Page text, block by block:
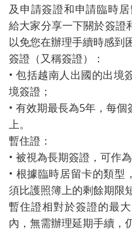
及申請簽證和申請臨時
給大家分享一下關於簽證
以免您在辦理手續時感到
簽證（又稱簽證）：
• 包括越南人出國的出境
境簽證；
• 有效期最長為5年，每
上。
暫住證：
• 被視為長期簽證，可作
• 根據臨時居留卡的類型
須比護照簿上的剩餘期限
暫住證相對於簽證的最
內，無需辦理延期手續，